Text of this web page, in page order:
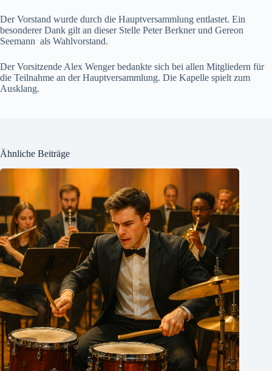
Der Vorstand wurde durch die Hauptversammlung entlastet. Ein
besonderer Dank gilt an dieser Stelle Peter Berkner und Gereon
Seemann als Wahlvorstand.
Der Vorsitzende Alex Wenger bedankte sich bei allen Mitgliedern für
die Teilnahme an der Hauptversammlung. Die Kapelle spielt zum
Ausklang.
Ähnliche Beiträge